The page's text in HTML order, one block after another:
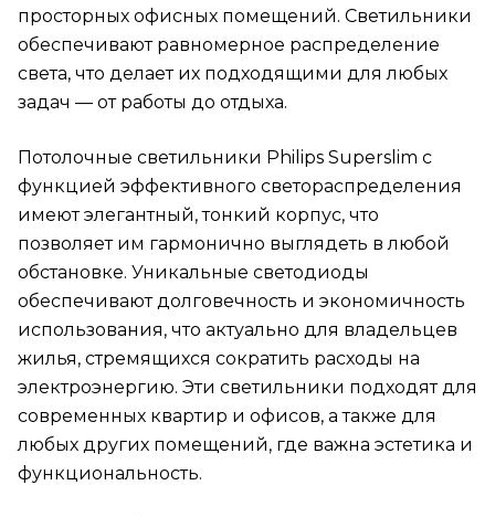
просторных офисных помещений. Светильники
обеспечивают равномерное распределение
света, что делает их подходящими для любых
задач — от работы до отдыха.
Потолочные светильники Philips Superslim с
функцией эффективного светораспределения
имеют элегантный, тонкий корпус, что
позволяет им гармонично выглядеть в любой
обстановке. Уникальные светодиоды
обеспечивают долговечность и экономичность
использования, что актуально для владельцев
жилья, стремящихся сократить расходы на
электроэнергию. Эти светильники подходят для
современных квартир и офисов, а также для
любых других помещений, где важна эстетика и
функциональность.